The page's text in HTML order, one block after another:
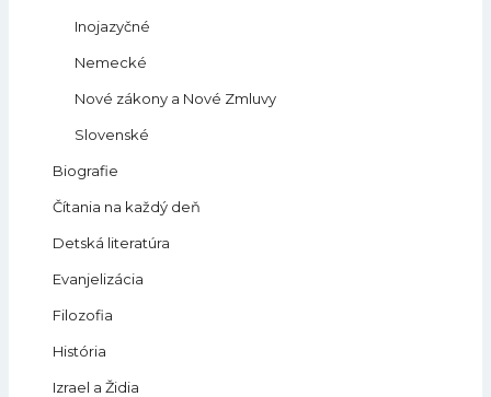
Inojazyčné
Nemecké
Nové zákony a Nové Zmluvy
Slovenské
Biografie
Čítania na každý deň
Detská literatúra
Evanjelizácia
Filozofia
História
Izrael a Židia